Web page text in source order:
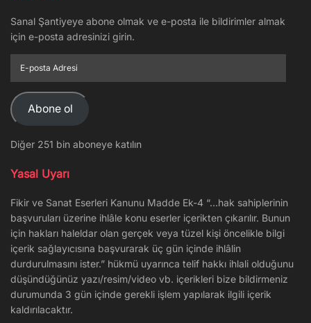
Sanal Şantiyeye abone olmak ve e-posta ile bildirimler almak
için e-posta adresinizi girin.
posta
Adresi
Abone ol
Diğer 251 bin aboneye katılın
Yasal Uyarı
Fikir ve Sanat Eserleri Kanunu Madde Ek-4 “…hak sahiplerinin
başvuruları üzerine ihlâle konu eserler içerikten çıkarılır. Bunun
için hakları haleldar olan gerçek veya tüzel kişi öncelikle bilgi
içerik sağlayıcısına başvurarak üç gün içinde ihlâlin
durdurulmasını ister.” hükmü uyarınca telif hakkı ihlali olduğunu
düşündüğünüz yazı/resim/video vb. içerikleri bize bildirmeniz
durumunda 3 gün içinde gerekli işlem yapılarak ilgili içerik
kaldırılacaktır.